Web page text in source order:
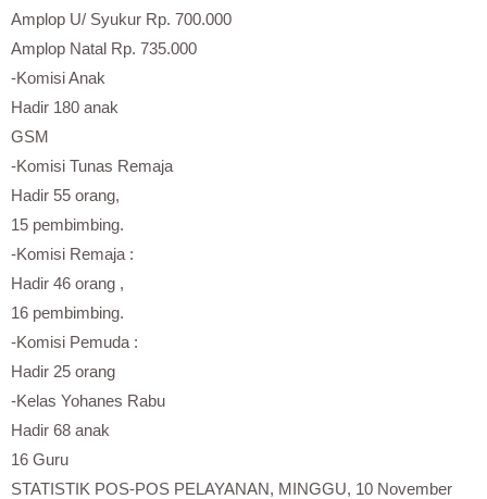
Amplop U/ Syukur Rp. 700.000
Amplop Natal Rp. 735.000
-Komisi Anak
Hadir 180 anak
GSM
-Komisi Tunas Remaja
Hadir 55 orang,
15 pembimbing.
-Komisi Remaja :
Hadir 46 orang ,
16 pembimbing.
-Komisi Pemuda :
Hadir 25 orang
-Kelas Yohanes Rabu
Hadir 68 anak
16 Guru
STATISTIK POS-POS PELAYANAN, MINGGU, 10 November